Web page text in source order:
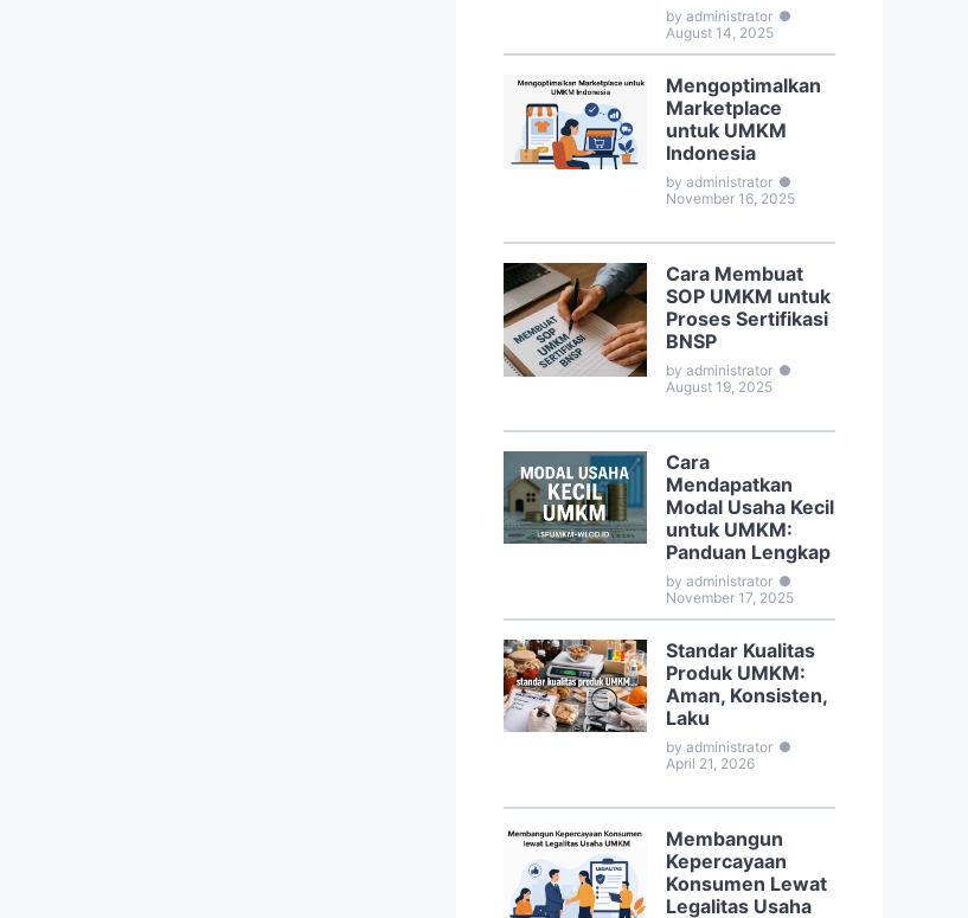
by administrator ●
August 14, 2025
Mengoptimalkan
Marketplace
untuk UMKM
Indonesia
by administrator ●
November 16, 2025
Cara Membuat
SOP UMKM untuk
Proses Sertifikasi
BNSP
by administrator ●
August 19, 2025
Cara
Mendapatkan
Modal Usaha Kecil
untuk UMKM:
Panduan Lengkap
by administrator ●
November 17, 2025
Standar Kualitas
Produk UMKM:
Aman, Konsisten,
Laku
by administrator ●
April 21, 2026
Membangun
Kepercayaan
Konsumen Lewat
Legalitas Usaha